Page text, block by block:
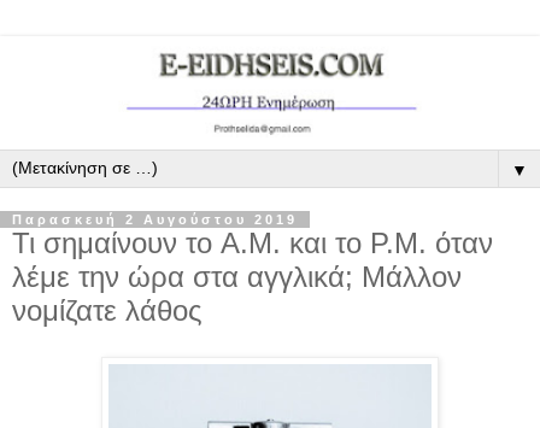
▼
Παρασκευή 2 Αυγούστου 2019
Τι σημαίνουν το A.M. και το P.M. όταν
λέμε την ώρα στα αγγλικά; Μάλλον
νομίζατε λάθος